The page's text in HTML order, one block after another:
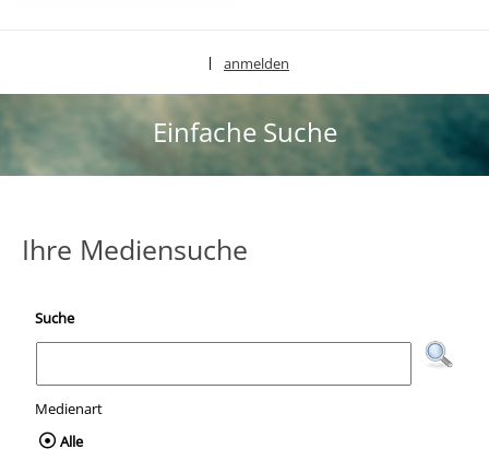
anmelden
Einfache Suche
Ihre Mediensuche
Suche
Medienart
Alle